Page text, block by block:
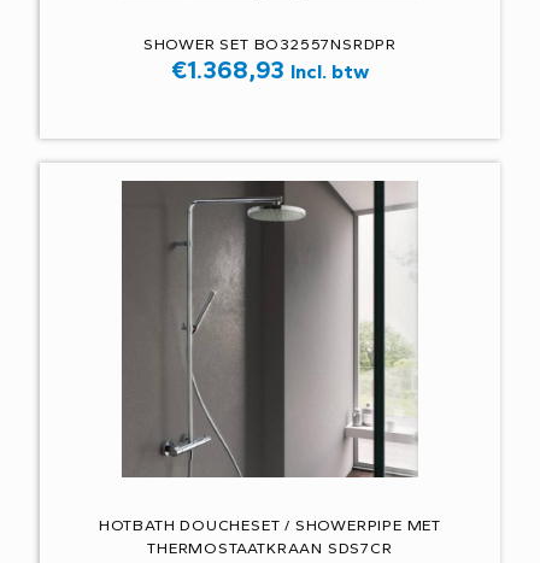
SHOWER SET BO32557NSRDPR
€1.368,93 Incl. btw
HOTBATH DOUCHESET / SHOWERPIPE MET
THERMOSTAATKRAAN SDS7CR